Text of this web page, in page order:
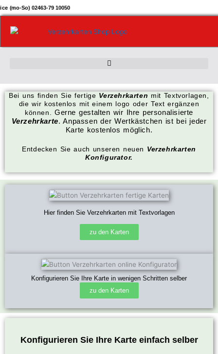
Zum
Inhalt
springen
(mo-So) 02463-79 10050
Bei uns finden Sie fertige Verzehrkarten mit Textvorlagen,
die wir kostenlos mit einem logo oder Text ergänzen
können.Gerne gestalten wir Ihre personalisierte
Verzehrkarte. Anpassen der Wertkästchen ist bei jeder
Karte kostenlos möglich.
Entdecken Sie auch unseren neuen Verzehrkarten
Konfigurator.
Hier finden Sie Verzehrkarten mit Textvorlagen
zu den Karten
Konfigurieren Sie Ihre Karte in wenigen Schritten selber
zu den Karten
Konfigurieren Sie Ihre Karte einfach selber